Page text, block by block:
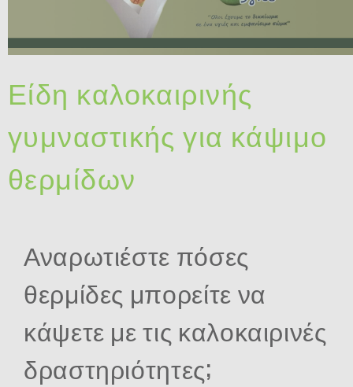
Είδη καλοκαιρινής
γυμναστικής για κάψιμο
θερμίδων
Αναρωτιέστε πόσες
θερμίδες μπορείτε να
κάψετε με τις καλοκαιρινές
δραστηριότητες;